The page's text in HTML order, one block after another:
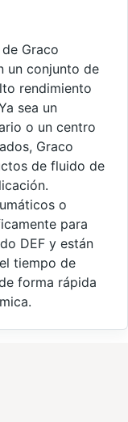
Graco
un conjunto de
rendimiento
sea un
o un centro
Graco
de fluido de
o
para
DEF y están
tiempo de
forma rápida